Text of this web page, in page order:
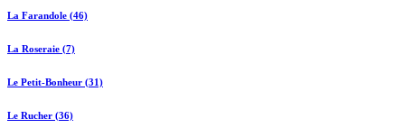
La Farandole (46)
La Roseraie (7)
Le Petit-Bonheur (31)
Le Rucher (36)